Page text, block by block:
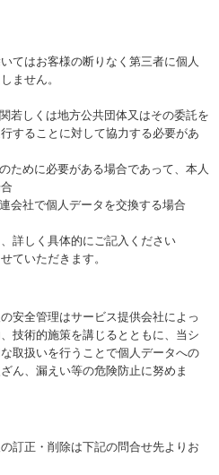
てはお客様の断りなく第三者に個人
ません。
若しくは地方公共団体又はその委託を
することに対して協力する必要があ
ために必要がある場合であって、本人
会社で個人データを交換する場合
詳しく具体的にご記入ください
ていただきます。
安全管理はサービス提供会社によっ
技術的施策を講じるとともに、当シ
取扱いを行うことで個人データへの
ん、漏えい等の危険防止に努めま
訂正・削除は下記の問合せ先よりお